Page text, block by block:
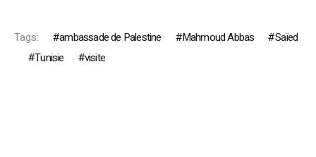
Tags: ambassade de Palestine Mahmoud Abbas
Saïed
Tunisie
visite